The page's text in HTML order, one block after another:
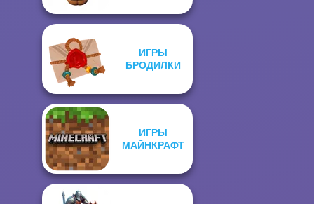
ИГРЫ
БРОДИЛКИ
ИГРЫ
МАЙНКРАФТ